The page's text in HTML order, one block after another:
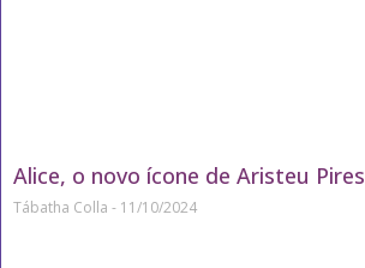
Alice, o novo ícone de Aristeu Pires
Tábatha Colla 11/10/2024